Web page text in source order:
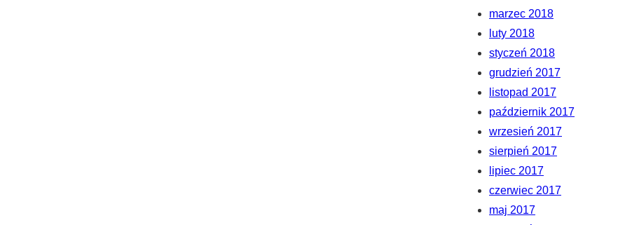
marzec 2018
luty 2018
styczeń 2018
grudzień 2017
listopad 2017
październik 2017
wrzesień 2017
sierpień 2017
lipiec 2017
czerwiec 2017
maj 2017